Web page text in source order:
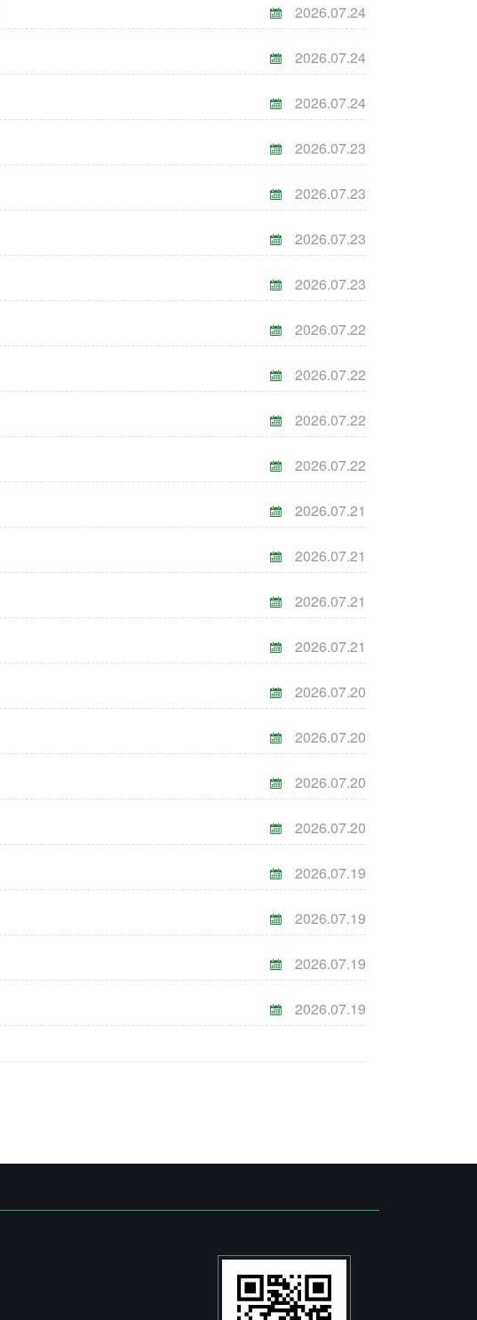
2026.07.24
2026.07.24
2026.07.24
2026.07.23
2026.07.23
2026.07.23
2026.07.23
2026.07.22
2026.07.22
2026.07.22
2026.07.22
2026.07.21
2026.07.21
2026.07.21
2026.07.21
2026.07.20
2026.07.20
2026.07.20
2026.07.20
2026.07.19
2026.07.19
2026.07.19
2026.07.19